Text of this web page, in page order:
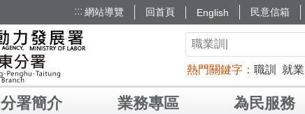
::: 網站導覽 回首頁 English 民意信箱
熱門關鍵字 職訓 就業
分署簡介 業務專區 為民服務